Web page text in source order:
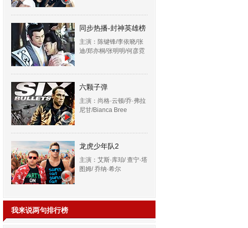
同步热播-封神英雄榜
主演：陈键锋/李依晓/张
迪/郑亦桐/张明明/何彦霓
六颗子弹
主演：尚格·云顿/乔·弗拉
尼甘/Bianca Bree
龙虎少年队2
主演：艾斯·库珀/ 查宁·塔
图姆/ 乔纳·希尔
我来说两句排行榜